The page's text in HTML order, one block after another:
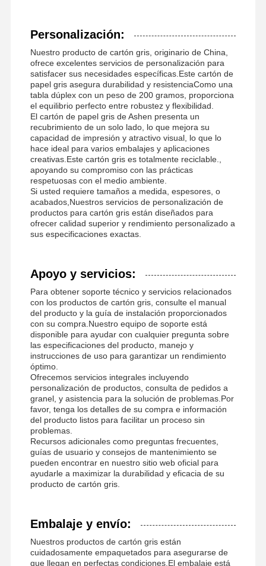
Personalización:
Nuestro producto de cartón gris, originario de China,
ofrece excelentes servicios de personalización para
satisfacer sus necesidades específicas.Este cartón de
papel gris asegura durabilidad y resistenciaComo una
tabla dúplex con un peso de 200 gramos, proporciona
el equilibrio perfecto entre robustez y flexibilidad.
El cartón de papel gris de Ashen presenta un
recubrimiento de un solo lado, lo que mejora su
capacidad de impresión y atractivo visual, lo que lo
hace ideal para varios embalajes y aplicaciones
creativas.Este cartón gris es totalmente reciclable.,
apoyando su compromiso con las prácticas
respetuosas con el medio ambiente.
Si usted requiere tamaños a medida, espesores, o
acabados,Nuestros servicios de personalización de
productos para cartón gris están diseñados para
ofrecer calidad superior y rendimiento personalizado a
sus especificaciones exactas.
Apoyo y servicios:
Para obtener soporte técnico y servicios relacionados
con los productos de cartón gris, consulte el manual
del producto y la guía de instalación proporcionados
con su compra.Nuestro equipo de soporte está
disponible para ayudar con cualquier pregunta sobre
las especificaciones del producto, manejo y
instrucciones de uso para garantizar un rendimiento
óptimo.
Ofrecemos servicios integrales incluyendo
personalización de productos, consulta de pedidos a
granel, y asistencia para la solución de problemas.Por
favor, tenga los detalles de su compra e información
del producto listos para facilitar un proceso sin
problemas.
Recursos adicionales como preguntas frecuentes,
guías de usuario y consejos de mantenimiento se
pueden encontrar en nuestro sitio web oficial para
ayudarle a maximizar la durabilidad y eficacia de su
producto de cartón gris.
Embalaje y envío:
Nuestros productos de cartón gris están
cuidadosamente empaquetados para asegurarse de
que llegan en perfectas condiciones.El embalaje está